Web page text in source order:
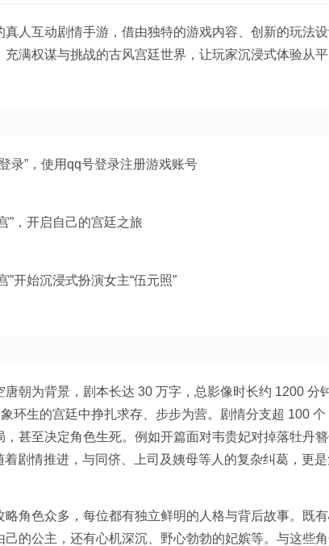
真人互动剧情手游，借由独特的游戏内容、创新的玩法
充满权谋与挑战的古风宫廷世界，让玩家沉浸式体验从
录”，使用qq号登录注册游戏账号
”，开启自己的宫廷之旅
”开始沉浸式扮演女主“伍元照”
朝为背景，剧本长达 30 万字，总影像时长约 1200 分
环生的宫廷中挣扎求存、步步为营。剧情分支超 100
，甚至决定角色生死。例如开篇面对韦贵妃对掉落牡丹
着剧情推进，与同侪、上司及姨母等人的复杂纠葛，更
角色众多，每位都有独立鲜明的人格与背后故事。既
的公主，还有心机深沉、野心勃勃的妃嫔等。与这些